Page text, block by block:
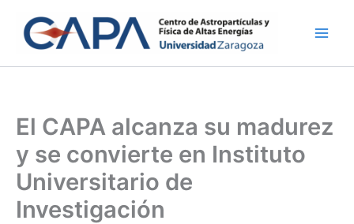
contenido
El CAPA alcanza su madurez
y se convierte en Instituto
Universitario de
Investigación